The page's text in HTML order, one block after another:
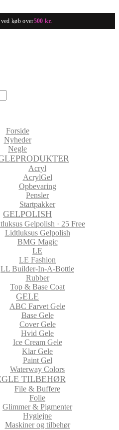
køb over500 kr.
Forside
Nyheder
Negle
Acryl
AcrylGel
Opbevaring
Pensler
Startpakker
GELPOLISH
Gelpolish · 25 Free
Lidtluksus Gelpolish
BMG Magic
LE
LE Fashion
LL Builder-In-A-Bottle
Rubber
Top & Base Coat
GELE
ABC Farvet Gele
Base Gele
Cover Gele
Hvid Gele
Ice Cream Gele
Klar Gele
Paint Gel
Waterway Colors
TILBEHØR
File & Buffere
Folie
Glimmer & Pigmenter
Hygiejne
Maskiner og tilbehør